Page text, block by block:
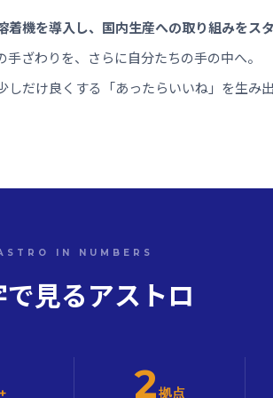
着機を導入し、国内生産への取り組みをス
手ざわりを、さらに自分たちの手の中へ。
しだけ良くする「あったらいいね」を生み
IN NUMBERS
見るアストロ
+ 2拠点